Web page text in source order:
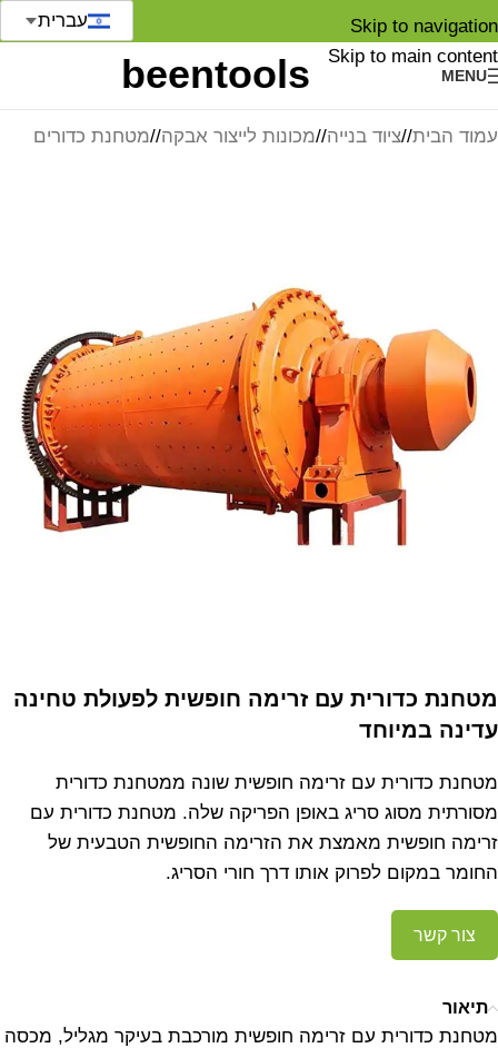
Skip to navigation
Skip to main content
MENU
עברית
עמוד הבית/ ציוד בנייה/ מכונות לייצור אבקה/ מטחנת כדורים
מטחנת כדורית עם זרימה חופשית לפעולת טחינה
עדינה במיוחד
מטחנת כדורית עם זרימה חופשית שונה ממטחנת כדורית
מסורתית מסוג סריג באופן הפריקה שלה. מטחנת כדורית עם
זרימה חופשית מאמצת את הזרימה החופשית הטבעית של
החומר במקום לפרוק אותו דרך חורי הסריג.
צור קשר
תיאור
מטחנת כדורית עם זרימה חופשית מורכבת בעיקר מגליל, מכסה